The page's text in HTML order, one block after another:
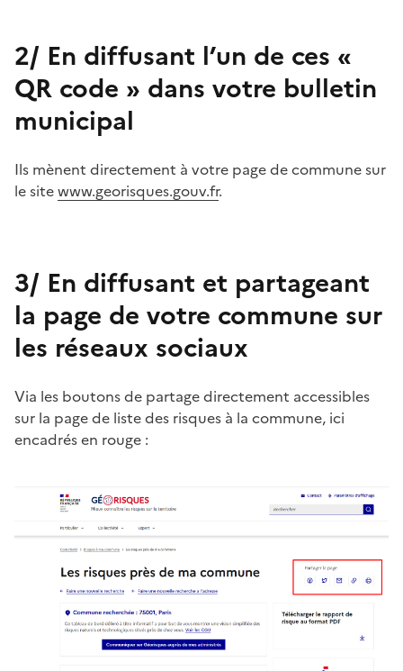
2/ En diffusant l’un de ces «
QR code » dans votre bulletin
municipal
Ils mènent directement à votre page de commune sur
le sitewww.georisques.gouv.fr.
3/ En diffusant et partageant
la page de votre commune sur
les réseaux sociaux
Via les boutons de partage directement accessibles
sur la page de liste des risques à la commune, ici
encadrés en rouge :